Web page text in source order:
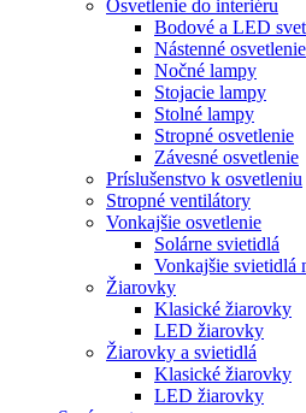
Osvetlenie do interiéru
Bodové a LED
Nástenné osvetlenie
Nočné lampy
Stojacie lampy
Stolné lampy
Stropné osvetlenie
Závesné osvetlenie
Príslušenstvo k osvetleniu
Stropné ventilátory
Vonkajšie osvetlenie
Solárne svietidlá
Vonkajšie svietidlá
Žiarovky
Klasické žiarovky
LED žiarovky
Žiarovky a svietidlá
Klasické žiarovky
LED žiarovky